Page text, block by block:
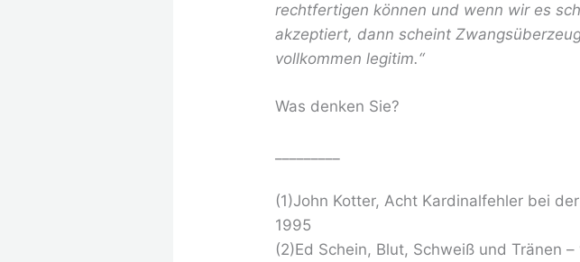
rechtfertigen können und wenn wir es
akzeptiert, dann scheint
vollkommen legitim.“
Was denken Sie?
(1)John Kotter, Acht Kardinalfehler bei
1995
(2)Ed Schein, Blut, Schweiß und Tränen